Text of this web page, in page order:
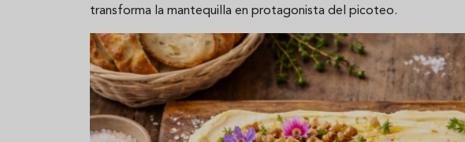
transforma la mantequilla en protagonista del picoteo.
Aceitunas: el aperitivo estrella
del verano
Sopa fría de sandía: el plato
que querrás repetir todo el
verano